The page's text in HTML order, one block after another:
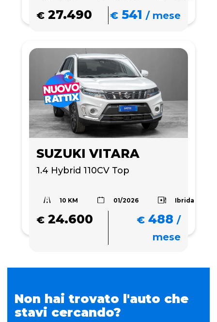
€ 27.490 € 541 /mese
SUZUKI VITARA
1.4 Hybrid 110CV Top
10 KM 01/2026 Ibrida
€ 24.600 € 488 /
mese
Non hai trovato l'auto che
stavi cercando?